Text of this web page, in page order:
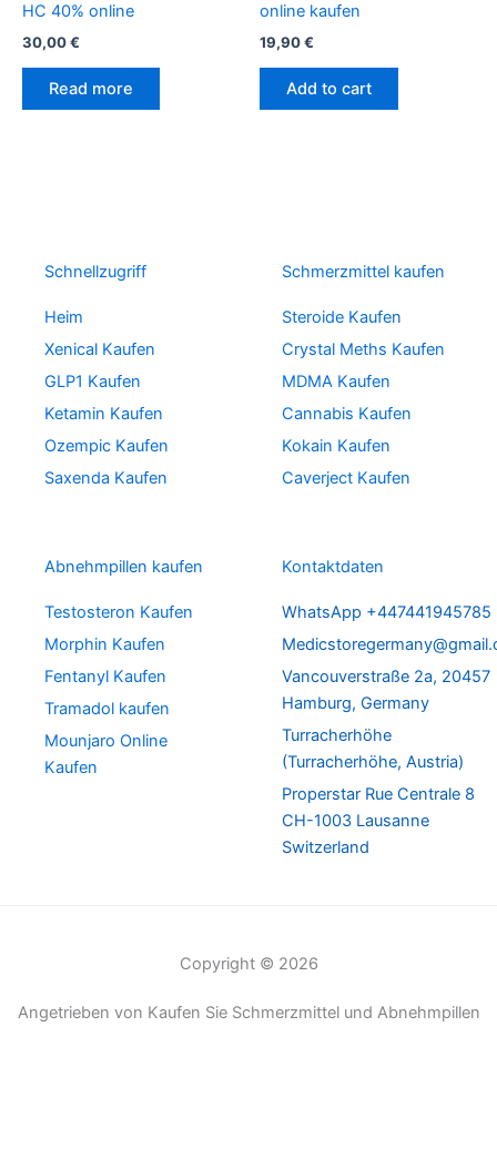
HC 40% online
30,00€
Read more
online kaufen
19,90€
Add to cart
Schnellzugriff
Heim
Xenical Kaufen
GLP1 Kaufen
Ketamin Kaufen
Ozempic Kaufen
Saxenda Kaufen
Schmerzmittel kaufen
Steroide Kaufen
Crystal Meths Kaufen
MDMA Kaufen
Cannabis Kaufen
Kokain Kaufen
Caverject Kaufen
Abnehmpillen kaufen
Testosteron Kaufen
Morphin Kaufen
Fentanyl Kaufen
Tramadol kaufen
Mounjaro Online
Kaufen
Kontaktdaten
WhatsApp +447441945785
Vancouverstraße 2a, 20457
Hamburg, Germany
Turracherhöhe
(Turracherhöhe, Austria)
Properstar Rue Centrale 8
CH-1003 Lausanne
Switzerland
Copyright © 2026
Angetrieben von Kaufen Sie Schmerzmittel und Abnehmpillen